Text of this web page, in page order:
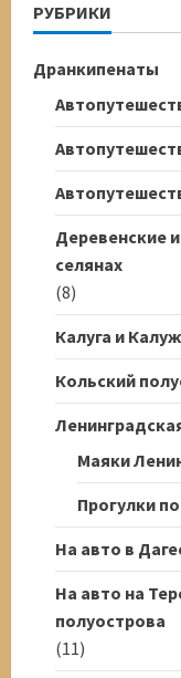
РУБРИКИ
Дранкипенаты
Деревенские
селянах
(8)
Калуга и
Кольский
Маяки
Прогулки
На авто в
На авто на
полуострова
(11)